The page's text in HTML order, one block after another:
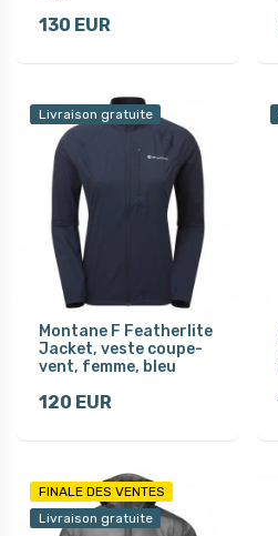
130 EUR
Livraison gratuite
Montane F Featherlite
Jacket, veste coupe-
vent, femme, bleu
120 EUR
FINALE DES VENTES
Livraison gratuite